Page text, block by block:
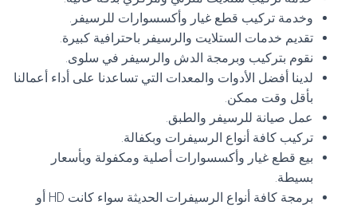
وخدمة تركيب قطع غيار وأكسسوارات للرسيفر.
تقديم خدمات الستلايت والرسيفر باحترافية كبيرة.
نقوم بتركيب وبرمجة الدش والرسيفر في سلوى.
لدينا أفضل الأدوات والمعدات التي تساعدنا على أداء أعمالنا
بأقل وقت ممكن.
عمل صيانة للرسيفر والطبق.
تركيب كافة أنواع الرسيفرات وبكفالة.
بيع قطع غيار وأكسسوارات أصلية ومكفولة وبأسعار
بسيطة.
برمجة كافة أنواع الرسيفرات الحديثة سواء كانت HD أو